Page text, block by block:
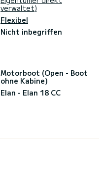
verwaltet)
Flexibel
Nicht inbegriffen
Motorboot (Open - Boot
ohne Kabine)
Elan - Elan 18 CC